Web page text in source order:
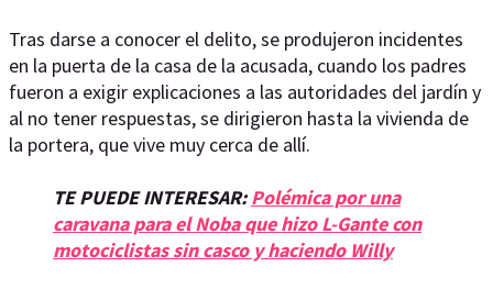
Tras darse a conocer el delito, se produjeron incidentes
en la puerta de la casa de la acusada, cuando los padres
fueron a exigir explicaciones a las autoridades del jardín y
al no tener respuestas, se dirigieron hasta la vivienda de
la portera, que vive muy cerca de allí.
TE PUEDE INTERESAR:Polémica por una
caravana para el Noba que hizo L-Gante con
motociclistas sin casco y haciendo Willy